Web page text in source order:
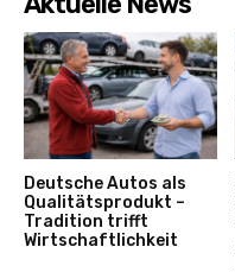
Deutsche Autos als
Qualitätsprodukt –
Tradition trifft
Wirtschaftlichkeit